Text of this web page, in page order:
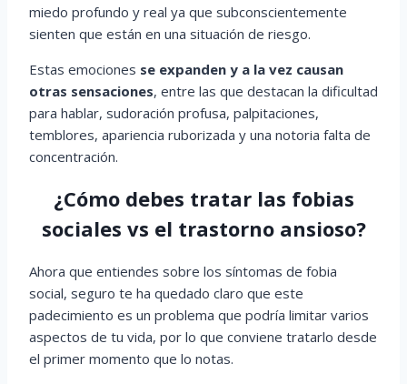
miedo profundo y real ya que subconscientemente
sienten que están en una situación de riesgo.
Estas emociones se expanden y a la vez causan
otras sensaciones, entre las que destacan la dificultad
para hablar, sudoración profusa, palpitaciones,
temblores, apariencia ruborizada y una notoria falta de
concentración.
¿Cómo debes tratar las fobias
sociales vs el trastorno ansioso?
Ahora que entiendes sobre los síntomas de fobia
social, seguro te ha quedado claro que este
padecimiento es un problema que podría limitar varios
aspectos de tu vida, por lo que conviene tratarlo desde
el primer momento que lo notas.